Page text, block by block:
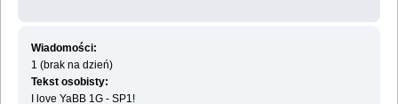
Wiadomości:
1 (brak na dzień)
Tekst osobisty:
I love YaBB 1G - SP1!